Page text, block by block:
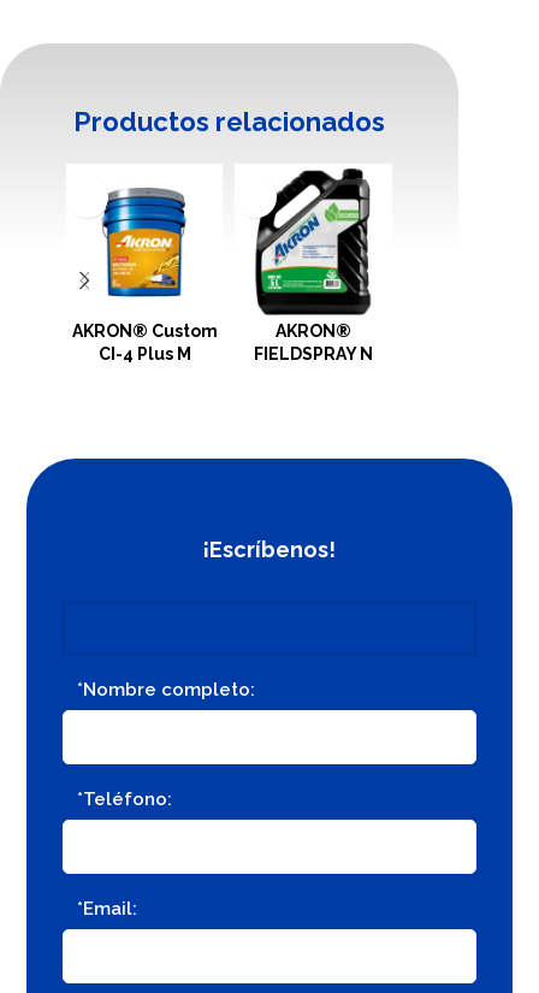
Productos relacionados
AKRON® Custom
CI-4 Plus M
AKRON®
FIELDSPRAY N
¡Escríbenos!
*Nombre completo:
*Teléfono:
*Email: